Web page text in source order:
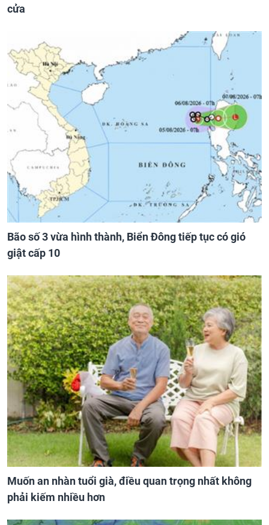
cửa
Bão số 3 vừa hình thành, Biển Đông tiếp tục có gió
giật cấp 10
Muốn an nhàn tuổi già, điều quan trọng nhất không
phải kiếm nhiều hơn